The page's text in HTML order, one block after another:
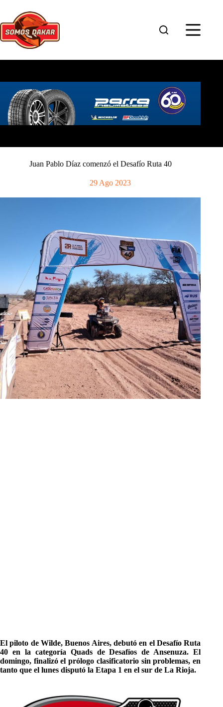
contenido
Juan Pablo Díaz comenzó el Desafío Ruta 40
29 Ago 2023
El piloto de Wilde, Buenos Aires, debutó en el Desafío Ruta
40 en la categoría Quads de Desafíos de Ansenuza. El
domingo, finalizó el prólogo clasificatorio sin problemas, en
tanto que el lunes disputó la Etapa 1 en el sur de La Rioja.